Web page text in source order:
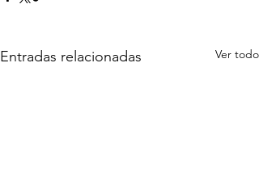
Entradas relacionadas Ver todo